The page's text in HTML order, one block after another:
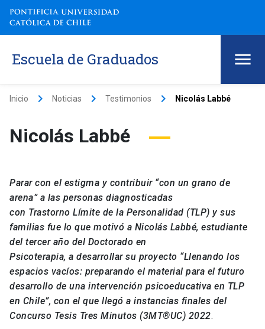
Escuela de Graduados
Inicio keyboard_arrow_right Noticias keyboard_arrow_right Testimonios keyboard_arrow_right Nicolás Labbé
Nicolás Labbé
Parar con el estigma y contribuir “con un grano de
arena” a las personas diagnosticadas
con Trastorno Límite de la Personalidad (TLP) y sus
familias fue lo que motivó a Nicolás Labbé, estudiante
del tercer año del Doctorado en
Psicoterapia, a desarrollar su proyecto “Llenando los
espacios vacíos: preparando el material para el futuro
desarrollo de una intervención psicoeducativa en TLP
en Chile”, con el que llegó a instancias finales del
Concurso Tesis Tres Minutos (3MT®UC) 2022.